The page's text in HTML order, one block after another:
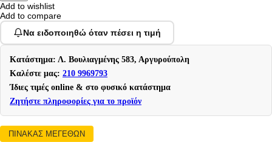
Add to wishlist
Add to compare
Να ειδοποιηθώ όταν πέσει η τιμή
Κατάστημα: Λ. Βουλιαγμένης 583, Αργυρούπολη
Καλέστε μας: 210 9969793
Ίδιες τιμές online & στο φυσικό κατάστημα
Ζητήστε πληροφορίες για το προϊόν
ΠΙΝΑΚΑΣ ΜΕΓΕΘΩΝ